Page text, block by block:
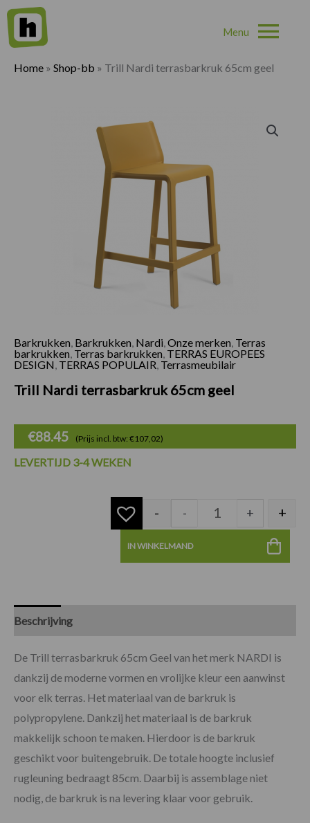
Home » Shop-bb » Trill Nardi terrasbarkruk 65cm geel
Barkrukken Barkrukken Nardi Onze merken Terras
barkrukken Terras barkrukken TERRAS EUROPEES
DESIGN TERRAS POPULAIR Terrasmeubilair
Trill Nardi terrasbarkruk 65cm geel
€88.45 (Prijs incl. btw: €107,02)
LEVERTIJD 3-4 WEKEN
Trill Nardi
- - + +
IN WINKELMAND
Beschrijving
De Trill terrasbarkruk 65cm Geel van het merk NARDI is
dankzij de moderne vormen en vrolijke kleur een aanwinst
voor elk terras. Het materiaal van de barkruk is
polypropylene. Dankzij het materiaal is de barkruk
makkelijk schoon te maken. Hierdoor is de barkruk
geschikt voor buitengebruik. De totale hoogte inclusief
rugleuning bedraagt 85cm. Daarbij is assemblage niet
nodig, de barkruk is na levering klaar voor gebruik.